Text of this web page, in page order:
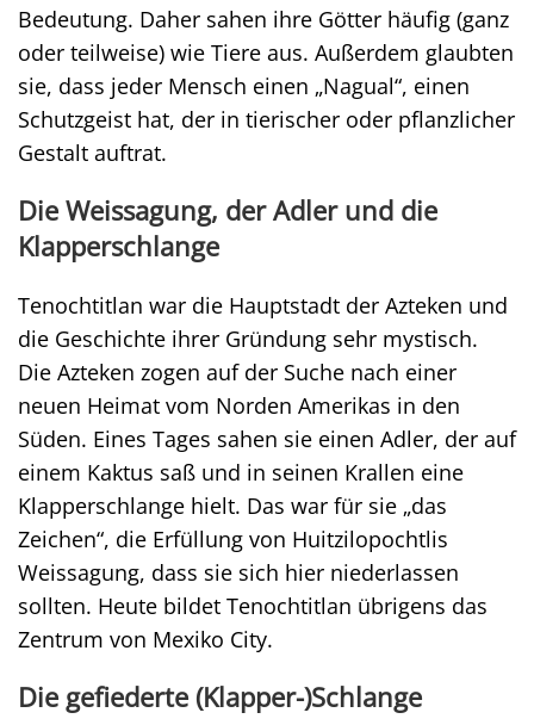
Bedeutung. Daher sahen ihre Götter häufig (ganz
oder teilweise) wie Tiere aus. Außerdem glaubten
sie, dass jeder Mensch einen „Nagual“, einen
Schutzgeist hat, der in tierischer oder pflanzlicher
Gestalt auftrat.
Die Weissagung, der Adler und die
Klapperschlange
Tenochtitlan war die Hauptstadt der Azteken und
die Geschichte ihrer Gründung sehr mystisch.
Die Azteken zogen auf der Suche nach einer
neuen Heimat vom Norden Amerikas in den
Süden. Eines Tages sahen sie einen Adler, der auf
einem Kaktus saß und in seinen Krallen eine
Klapperschlange hielt. Das war für sie „das
Zeichen“, die Erfüllung von Huitzilopochtlis
Weissagung, dass sie sich hier niederlassen
sollten. Heute bildet Tenochtitlan übrigens das
Zentrum von Mexiko City.
Die gefiederte (Klapper-)Schlange